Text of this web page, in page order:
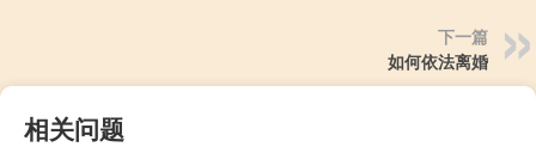
下一篇
如何依法离婚
相关问题